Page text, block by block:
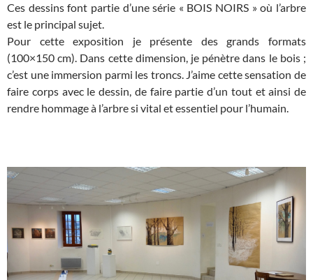
Ces dessins font partie d’une série « BOIS NOIRS » où l’arbre
est le principal sujet.
Pour cette exposition je présente des grands formats
(100×150 cm). Dans cette dimension, je pénètre dans le bois ;
c’est une immersion parmi les troncs. J’aime cette sensation de
faire corps avec le dessin, de faire partie d’un tout et ainsi de
rendre hommage à l’arbre si vital et essentiel pour l’humain.